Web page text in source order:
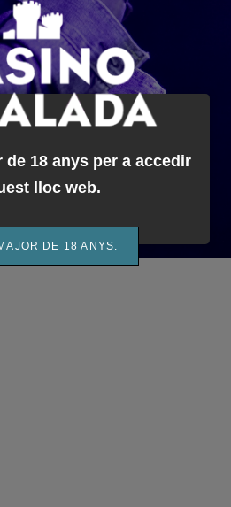
de 18 anys per a accedir
lloc web.
DE 18 ANYS.